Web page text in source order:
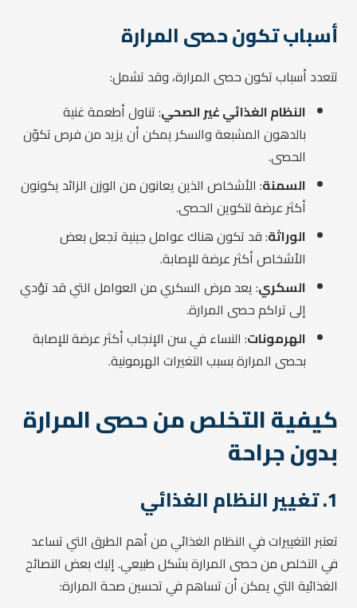
أسباب تكون حصى المرارة
تتعدد أسباب تكون حصى المرارة، وقد تشمل:
النظام الغذائي غير الصحي: تناول أطعمة غنية
بالدهون المشبعة والسكر يمكن أن يزيد من فرص تكوّن
الحصى.
السمنة: الأشخاص الذين يعانون من الوزن الزائد يكونون
أكثر عرضة لتكوين الحصى.
الوراثة: قد تكون هناك عوامل جينية تجعل بعض
الأشخاص أكثر عرضة للإصابة.
السكري: يعد مرض السكري من العوامل التي قد تؤدي
إلى تراكم حصى المرارة.
الهرمونات: النساء في سن الإنجاب أكثر عرضة للإصابة
بحصى المرارة بسبب التغيرات الهرمونية.
كيفية التخلص من حصى المرارة
بدون جراحة
1. تغيير النظام الغذائي
تعتبر التغييرات في النظام الغذائي من أهم الطرق التي تساعد
في التخلص من حصى المرارة بشكل طبيعي. إليك بعض النصائح
الغذائية التي يمكن أن تساهم في تحسين صحة المرارة: